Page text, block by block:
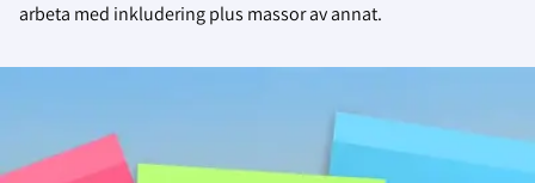
arbeta med inkludering plus massor av annat.